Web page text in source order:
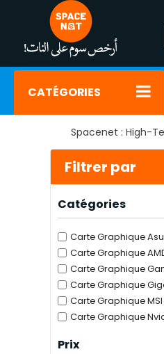
CATÉGORIES
Spacenet : High-
Filtrer par
Catégories
Carte Graphique
Carte Graphique
Carte Graphique
Carte Graphique
Carte Graphique MSI
Carte Graphique
Prix